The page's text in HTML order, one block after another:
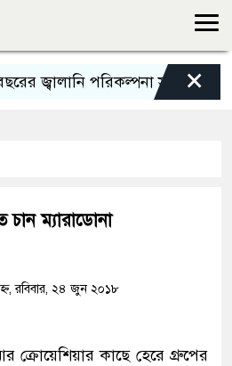
পরিকল্পনা সংসদে তুলে ধরবে
×
চান ম্যারাডোনা
রবিবার, ২৪ জুন ২০১৮
ক্রোয়েশিয়ার কাছে হেরে গ্রুপের